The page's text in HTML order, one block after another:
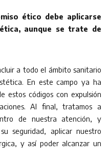
ético debe aplicarse
aunque se trate de
a todo el ámbito sanitario
En este campo ya ha
estos códigos con expulsión
Al final, tratamos a
de nuestra atención, y
seguridad, aplicar nuestro
y así poder alcanzar un